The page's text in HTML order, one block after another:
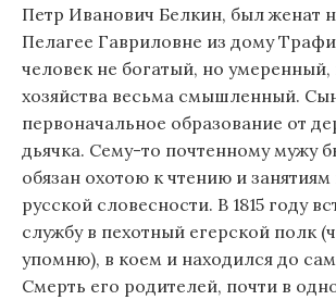
Петр Иванович Белкин, был женат
Пелагее Гавриловне из дому
человек не богатый, но умеренный,
хозяйства весьма смышленный.
первоначальное образование от
дьячка. Сему-то почтенному мужу
обязан охотою к чтению и занятиям
русской словесности. В 1815 году
службу в пехотный егерской полк
упомню), в коем и находился до
Смерть его родителей, почти в